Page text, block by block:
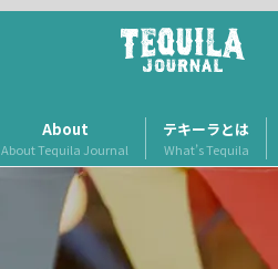
About
About Tequila Journal
テキーラとは
What’s Tequila